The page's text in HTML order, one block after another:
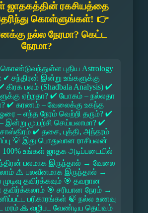
ஜாதகத்தின் ரகசியத்தை
கொள்ளுங்கள்! 👉
நல்ல நேரமா? கெட்ட
நேரமா?
புதிய Astrology
✔ சந்திரன் இன்று உங்களுக்கு
கிரக பலம் (Shadbala Analysis) ✔
ஏற்றதா? ✔ யோகம் – நல்லதா
✔ கரணம் – வேலைக்கு உகந்த
– எந்த நேரம் வெற்றி தரும்? ✔
இன்று முயற்சி செய்யலாமா? ✔
✔ தசை, புத்தி, அந்தரம்
💡 இது பொதுவான ராசிபலன்
உங்கள் ஜாதக அடிப்படையில்
பலமாக இருந்தால் → வேலை
⚠ பலவீனமாக இருந்தால் →
முடிவு தவிர்க்கவும் 🎯 தவறான
தவிர்க்கலாம் 🎯 சரியான நேரம் →
பரிகாரங்கள் 🍃 நல்ல உணவு
மரம் 🙏 வழிபட வேண்டிய தெய்வம்